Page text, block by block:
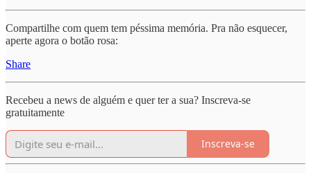
Compartilhe com quem tem péssima memória. Pra não esquecer,
aperte agora o botão rosa:
Share
Recebeu a news de alguém e quer ter a sua? Inscreva-se
gratuitamente
Inscreva-se